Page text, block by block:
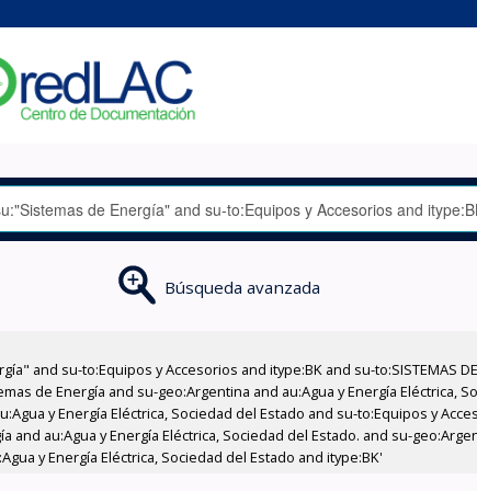
Búsqueda avanzada
and su-to:Equipos y Accesorios and itype:BK and su-to:SISTEMAS
de Energía and su-geo:Argentina and au:Agua y Energía Eléctrica,
y Energía Eléctrica, Sociedad del Estado and su-to:Equipos y
au:Agua y Energía Eléctrica, Sociedad del Estado. and su-
y Energía Eléctrica, Sociedad del Estado and itype:BK'